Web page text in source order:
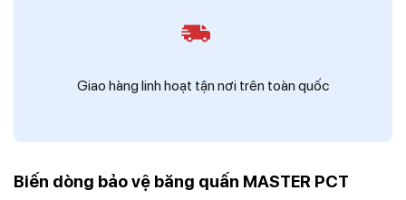
Giao hàng linh hoạt tận nơi trên toàn quốc
Biến dòng bảo vệ băng quấn MASTER PCT